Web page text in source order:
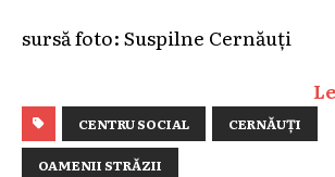
sursă foto: Suspilne Cernăuți
CENTRU SOCIAL CERNĂUȚI
OAMENII STRĂZII